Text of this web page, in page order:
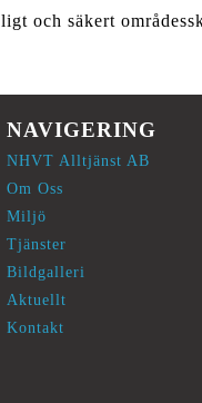
och säkert
NAVIGERING
NHVT Alltjänst AB
Om Oss
Miljö
Tjänster
Bildgalleri
Aktuellt
Kontakt